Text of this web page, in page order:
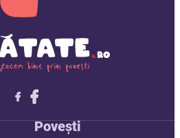
Follow me on X
Follow me on LinkedIn
Follow me on X
Povești